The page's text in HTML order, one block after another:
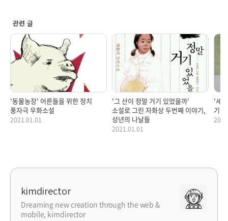
관련 글
'동물농장' 어른들을 위한 정치
풍자극 우화소설
2021.01.01
'그 산이 정말 거기 있었을까'
소설로 그린 자화상 두번째 이야기,
성년의 나날들
2021.01.01
'세
기
kimdirector
Dreaming new creation through the web &
mobile, kimdirector